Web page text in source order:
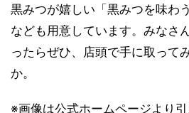
黒みつが嬉しい「黒みつを味わ
なども用意しています。みなさ
ったらぜひ、店頭で手に取って
か。
※画像は公式ホームページより引